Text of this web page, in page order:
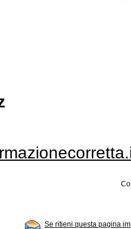
Se ritieni questa pagina